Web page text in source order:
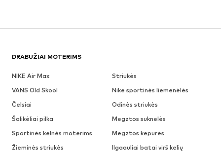
DRABUŽIAI MOTERIMS
NIKE Air Max
Striukės
VANS Old Skool
Nike sportinės liemenėlės
Čelsiai
Odinės striukės
Šalikėliai pilka
Megztos suknelės
Sportinės kelnės moterims
Megztos kepurės
Žieminės striukės
Ilgaauliai batai virš kelių